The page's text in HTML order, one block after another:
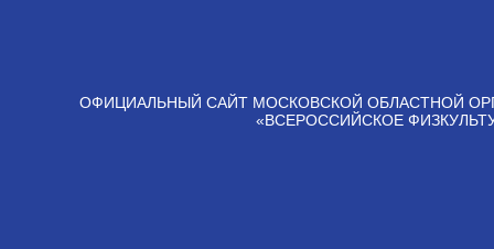
ОФИЦИАЛЬНЫЙ САЙТ МОСКОВСКОЙ ОБЛАСТНОЙ
«ВСЕРОССИЙСКОЕ